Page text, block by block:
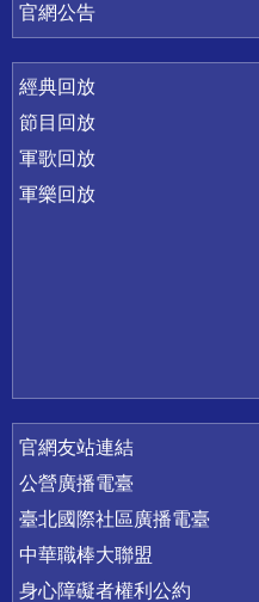
官網公告
經典回放
節目回放
軍歌回放
軍樂回放
官網友站連結
公營廣播電臺
臺北國際社區廣播電臺
中華職棒大聯盟
身心障礙者權利公約